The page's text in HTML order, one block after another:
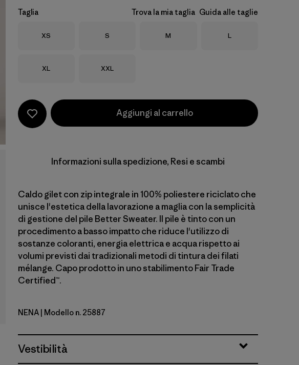
Taglia Trova la mia taglia Guida alle taglie
Taglia
XS Taglia
S Taglia
M Taglia
L
Taglia
XL Taglia
XXL
Aggiungi al carrello
Informazioni sulla spedizione, Resi e scambi
Caldo gilet con zip integrale in 100% poliestere riciclato che
unisce l'estetica della lavorazione a maglia con la semplicità
di gestione del pile Better Sweater. Il pile è tinto con un
procedimento a basso impatto che riduce l'utilizzo di
sostanze coloranti, energia elettrica e acqua rispetto ai
volumi previsti dai tradizionali metodi di tintura dei filati
mélange. Capo prodotto in uno stabilimento Fair Trade
Certified™.
New Navy
NENA | Modello n. 25887
Vestibilità